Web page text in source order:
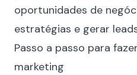
oportunidades de
estratégias e gerar
Passo a passo para
marketing